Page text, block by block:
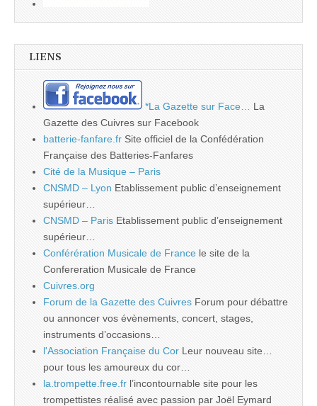
LIENS
*La Gazette sur Face…
La
Gazette des Cuivres sur Facebook
batterie-fanfare.fr Site officiel de la Confédération
Française des Batteries-Fanfares
Cité de la Musique – Paris
CNSMD – Lyon Etablissement public d’enseignement
supérieur…
CNSMD – Paris Etablissement public d’enseignement
supérieur…
Conférération Musicale de France le site de la
Confereration Musicale de France
Cuivres.org
Forum de la Gazette des Cuivres Forum pour débattre
ou annoncer vos évènements, concert, stages,
instruments d’occasions…
l'Association Française du Cor Leur nouveau site…
pour tous les amoureux du cor…
la.trompette.free.fr l’incontournable site pour les
trompettistes réalisé avec passion par Joël Eymard